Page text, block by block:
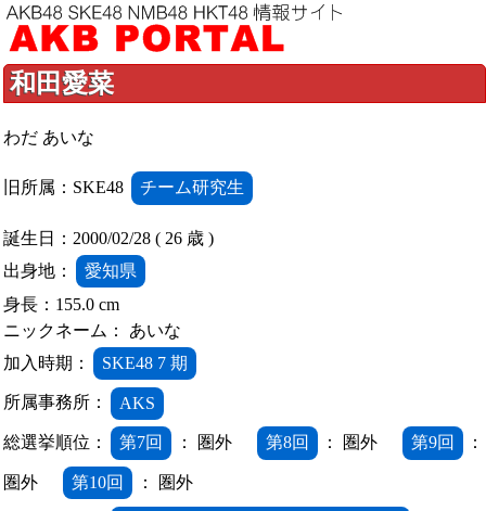
和田愛菜
わだ あいな
旧所属：SKE48 チーム研究生
誕生日：2000/02/28 ( 26 歳 )
出身地：
愛知県
身長：155.0 cm
ニックネーム： あいな
加入時期：
SKE48 7 期
所属事務所： AKS
総選挙順位： 第7回 ： 圏外 第8回 ： 圏外 第9回 ：
圏外 第10回 ： 圏外